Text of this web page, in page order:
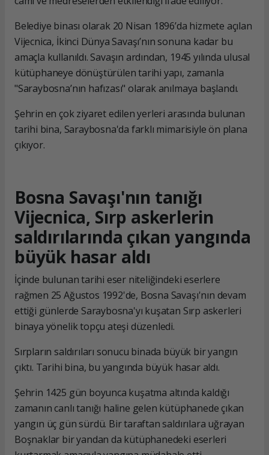
Belediye binası olarak 20 Nisan 1896’da hizmete açılan
Vijecnica, İkinci Dünya Savaşı’nın sonuna kadar bu
amaçla kullanıldı. Savaşın ardından, 1945 yılında ulusal
kütüphaneye dönüştürülen tarihi yapı, zamanla
"Saraybosna’nın hafızası" olarak anılmaya başlandı.
Şehrin en çok ziyaret edilen yerleri arasında bulunan
tarihi bina, Saraybosna'da farklı mimarisiyle ön plana
çıkıyor.
Bosna Savaşı'nın tanığı
Vijecnica, Sırp askerlerin
saldırılarında çıkan yangında
büyük hasar aldı
İçinde bulunan tarihi eser niteliğindeki eserlere
rağmen 25 Ağustos 1992'de, Bosna Savaşı'nın devam
ettiği günlerde Saraybosna'yı kuşatan Sırp askerleri
binaya yönelik topçu ateşi düzenledi.
Sırpların saldırıları sonucu binada büyük bir yangın
çıktı. Tarihi bina, bu yangında büyük hasar aldı.
Şehrin 1425 gün boyunca kuşatma altında kaldığı
zamanın canlı tanığı haline gelen kütüphanede çıkan
yangın üç gün sürdü. Bir taraftan saldırılara uğrayan
Boşnaklar bir yandan da kütüphanedeki eserleri